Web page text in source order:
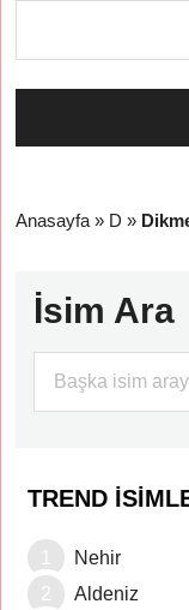
Anasayfa » D »
İsim Ara
TREND
Nehir
Aldeniz